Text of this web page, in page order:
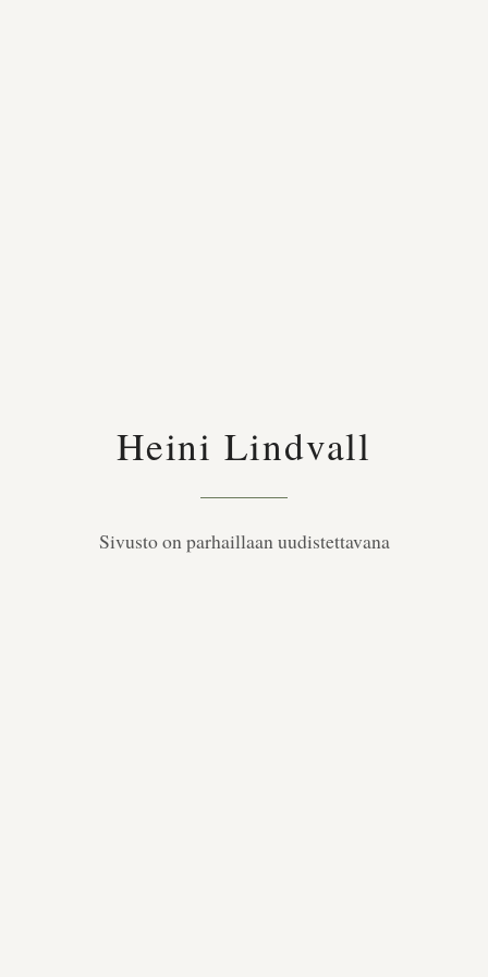
Heini Lindvall
Sivusto on parhaillaan uudistettavana